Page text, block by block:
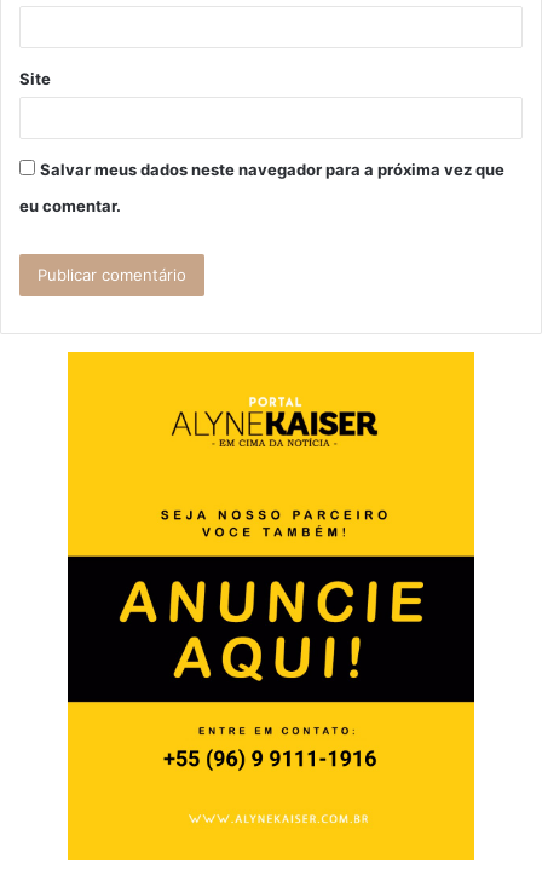
*
Site
Salvar meus dados neste navegador para a próxima vez que
eu comentar.